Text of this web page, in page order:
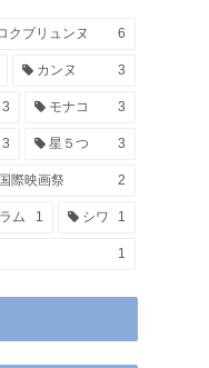
クブリュンヌ 6
カンヌ 3
3 モナコ 3
3 星５つ 3
際映画祭 2
ム 1 シワ 1
1